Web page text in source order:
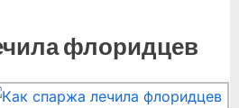
флоридцев